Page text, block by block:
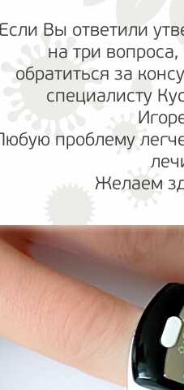
Вы ответили
на три
обратиться за
специалисту
проблему
Желаем